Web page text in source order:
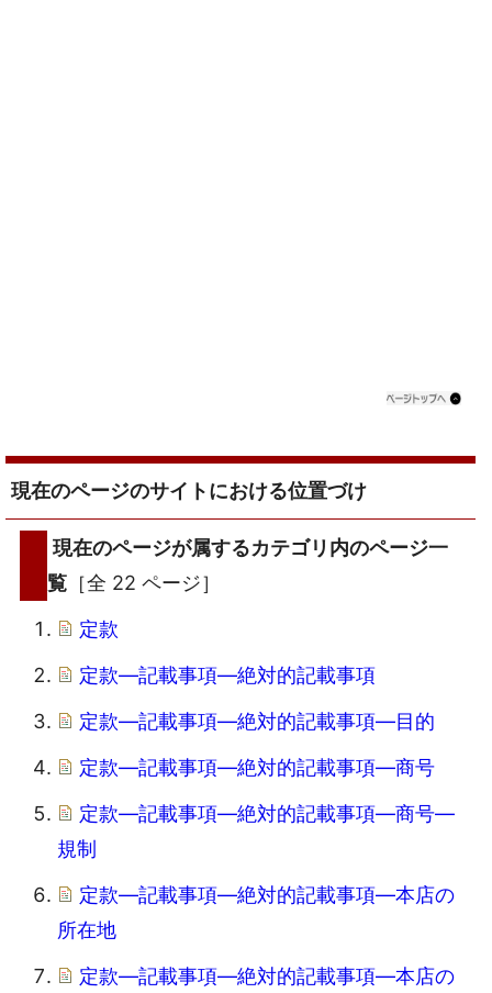
現在のページのサイトにおける位置づけ
現在のページが属するカテゴリ内のページ一
覧 ［全 22 ページ］
定款
定款―記載事項―絶対的記載事項
定款―記載事項―絶対的記載事項―目的
定款―記載事項―絶対的記載事項―商号
定款―記載事項―絶対的記載事項―商号―
規制
定款―記載事項―絶対的記載事項―本店の
所在地
定款―記載事項―絶対的記載事項―本店の